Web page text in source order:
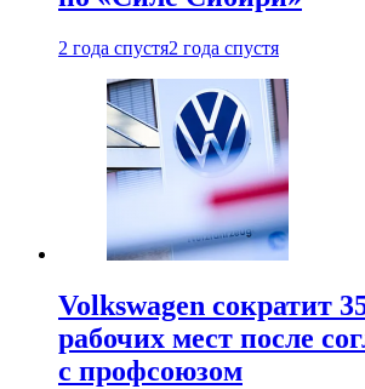
2 года спустя2 года спустя
Volkswagen сократит
рабочих мест после
с профсоюзом